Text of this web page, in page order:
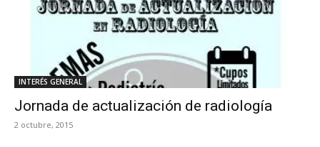
INTERÉS GENERAL
Jornada de actualización de radiología
2 octubre, 2015